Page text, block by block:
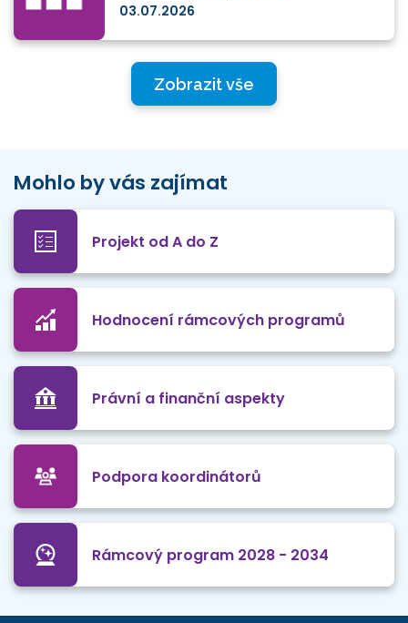
03.07.2026
Zobrazit vše
Mohlo by vás zajímat
Projekt od A do Z
Hodnocení rámcových programů
Právní a finanční aspekty
Podpora koordinátorů
Rámcový program 2028 - 2034